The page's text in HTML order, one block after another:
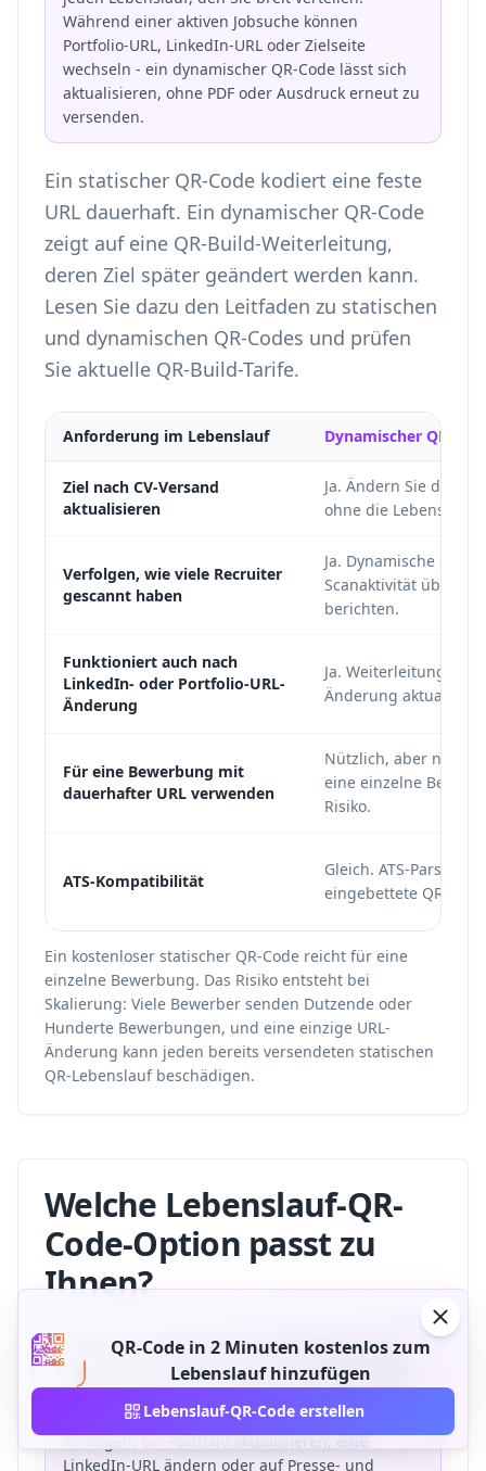
Während einer aktiven Jobsuche können
Portfolio-URL, LinkedIn-URL oder Zielseite
wechseln - ein dynamischer QR-Code lässt sich
aktualisieren, ohne PDF oder Ausdruck erneut zu
versenden.
Ein statischer QR-Code kodiert eine feste
URL dauerhaft. Ein dynamischer QR-Code
zeigt auf eine QR-Build-Weiterleitung,
deren Ziel später geändert werden kann.
Lesen Sie dazu den Leitfaden zu statischen
und dynamischen QR-Codes und prüfen
Sie aktuelle QR-Build-Tarife.
Anforderung im Lebenslauf Dynamischer QR
Ziel nach CV-Versand
aktualisieren
Ja. Ändern Sie das
ohne die Lebenslauf-
Verfolgen, wie viele Recruiter
gescannt haben
Ja. Dynamische
Scanaktivität über
berichten.
Funktioniert auch nach
LinkedIn- oder Portfolio-URL-
Änderung
Ja. Weiterleitungsziel
Änderung
Für eine Bewerbung mit
dauerhafter URL verwenden
Nützlich, aber nicht
eine einzelne
Risiko.
ATS-Kompatibilität
Gleich. ATS-Parser
eingebettete QR-
Ein kostenloser statischer QR-Code reicht für eine
einzelne Bewerbung. Das Risiko entsteht bei
Skalierung: Viele Bewerber senden Dutzende oder
Hunderte Bewerbungen, und eine einzige URL-
Änderung kann jeden bereits versendeten statischen
QR-Lebenslauf beschädigen.
Welche Lebenslauf-QR-
Code-Option passt zu
Ihnen?
Wählen Sie einen statischen QR-Code nur für
eine einzelne Bewerbung mit dauerhaftem Ziel.
Wählen Sie einen dynamischen QR-Code, wenn
Sie viele Lebensläufe senden, Recruiter-Scans
verfolgen, ein Portfolio aktualisieren, eine
LinkedIn-URL ändern oder auf Presse- und
QR-Code in 2 Minuten kostenlos zum
Lebenslauf hinzufügen
Lebenslauf-QR-Code erstellen